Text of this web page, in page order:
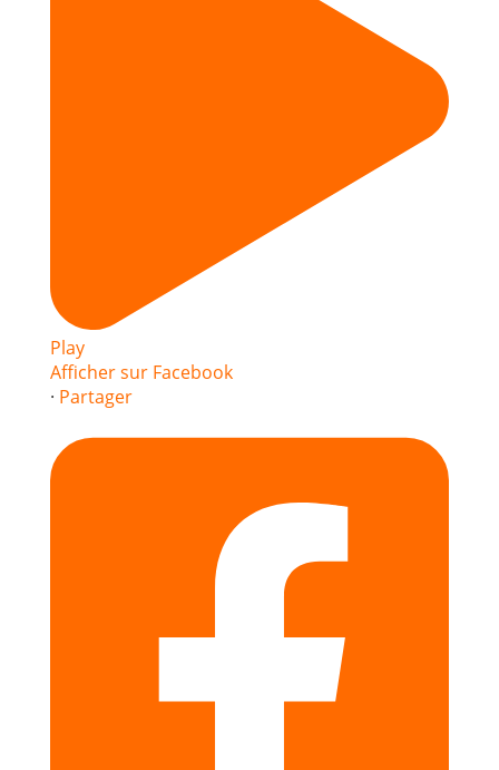
Play
Afficher sur Facebook
· Partager